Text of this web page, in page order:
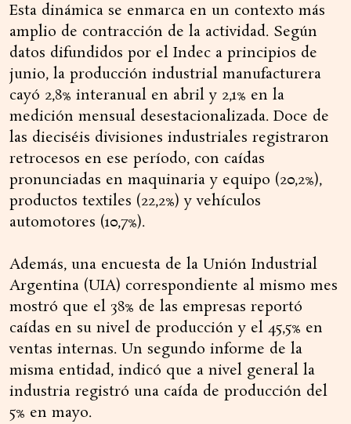
Esta dinámica se enmarca en un contexto más
amplio de contracción de la actividad. Según
datos difundidos por el Indec a principios de
junio, la producción industrial manufacturera
cayó 2,8% interanual en abril y 2,1% en la
medición mensual desestacionalizada. Doce de
las dieciséis divisiones industriales registraron
retrocesos en ese período, con caídas
pronunciadas en maquinaria y equipo (20,2%),
productos textiles (22,2%) y vehículos
automotores (10,7%).
Además, una encuesta de la Unión Industrial
Argentina (UIA) correspondiente al mismo mes
mostró que el 38% de las empresas reportó
caídas en su nivel de producción y el 45,5% en
ventas internas. Un segundo informe de la
misma entidad, indicó que a nivel general la
industria registró una caída de producción del
5% en mayo.